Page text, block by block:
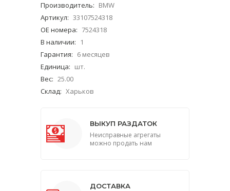
Производитель: BMW
Артикул: 33107524318
ОЕ номера: 7524318
В наличии:
1
Гарантия: 6 месяцев
Единица: шт.
Вес: 25.00
Склад: Харьков
ВЫКУП РАЗДАТОК
Неисправные агрегаты
можно продать нам
ДОСТАВКА